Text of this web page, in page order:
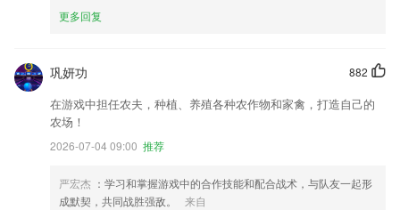
更多回复
882
巩妍功
在游戏中担任农夫，种植、养殖各种农作物和家禽，打造自己的
农场！
2026-07-04 09:00 推荐
严宏杰 ：学习和掌握游戏中的合作技能和配合战术，与队友一起形
成默契，共同战胜强敌。
来自